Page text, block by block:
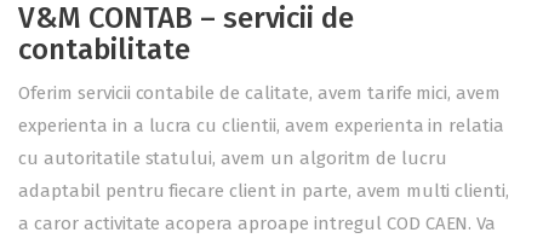
V&M CONTAB – servicii de
contabilitate
Oferim servicii contabile de calitate, avem tarife mici, avem
experienta in a lucra cu clientii, avem experienta in relatia
cu autoritatile statului, avem un algoritm de lucru
adaptabil pentru fiecare client in parte, avem multi clienti,
a caror activitate acopera aproape intregul COD CAEN. Va